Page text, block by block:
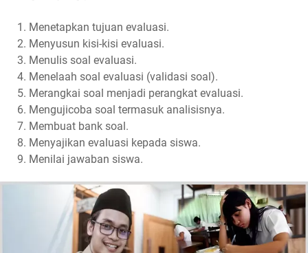
Menetapkan tujuan evaluasi.
Menyusun kisi-kisi evaluasi.
Menulis soal evaluasi.
Menelaah soal evaluasi (validasi soal).
Merangkai soal menjadi perangkat evaluasi.
Mengujicoba soal termasuk analisisnya.
Membuat bank soal.
Menyajikan evaluasi kepada siswa.
Menilai jawaban siswa.